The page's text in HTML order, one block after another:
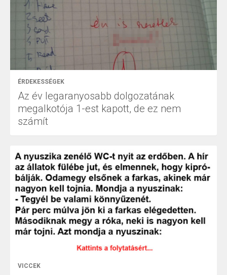
ÉRDEKESSÉGEK
Az év legaranyosabb dolgozatának
megalkotója 1-est kapott, de ez nem
számít
VICCEK